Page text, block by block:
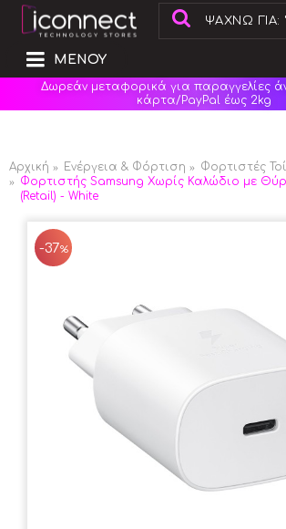
ΜΕΝΟΥ
Δωρεάν μεταφορικά για παραγγελίες
κάρτα/PayPal έως 2kg
Αρχική Ενέργεια & Φόρτιση
Φορτιστές
Φορτιστής Samsung Χωρίς Καλώδιο με
(Retail) - White
-37%